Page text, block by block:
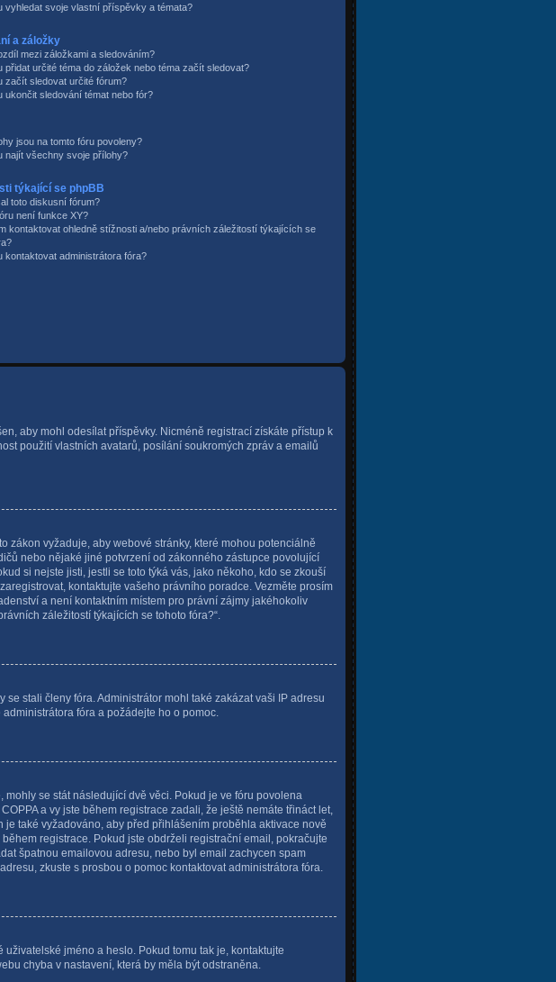
vyhledat svoje vlastní příspěvky a témata?
a záložky
mezi záložkami a sledováním?
přidat určité téma do záložek nebo téma začít sledovat?
začít sledovat určité fórum?
ukončit sledování témat nebo fór?
jsou na tomto fóru povoleny?
najít všechny svoje přílohy?
týkající se phpBB
toto diskusní fórum?
není funkce XY?
kontaktovat ohledně stížnosti a/nebo právních záležitostí týkajících se
kontaktovat administrátora fóra?
aby mohl odesílat příspěvky. Nicméně registrací získáte přístup k
použití vlastních avatarů, posílání soukromých zpráv a emailů
zákon vyžaduje, aby webové stránky, které mohou potenciálně
nebo nějaké jiné potvrzení od zákonného zástupce povolující
si nejste jisti, jestli se toto týká vás, jako někoho, kdo se zkouší
kontaktujte vašeho právního poradce. Vezměte prosím
a není kontaktním místem pro právní zájmy jakéhokoliv
záležitostí týkajících se tohoto fóra?“.
stali členy fóra. Administrátor mohl také zakázat vaši IP adresu
fóra a požádejte ho o pomoc.
se stát následující dvě věci. Pokud je ve fóru povolena
a vy jste během registrace zadali, že ještě nemáte třináct let,
také vyžadováno, aby před přihlášením proběhla aktivace nově
registrace. Pokud jste obdrželi registrační email, pokračujte
špatnou emailovou adresu, nebo byl email zachycen spam
zkuste s prosbou o pomoc kontaktovat administrátora fóra.
jméno a heslo. Pokud tomu tak je, kontaktujte
chyba v nastavení, která by měla být odstraněna.